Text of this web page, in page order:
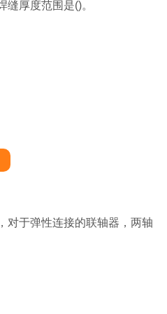
缝厚度范围是()。
对于弹性连接的联轴器，两轴